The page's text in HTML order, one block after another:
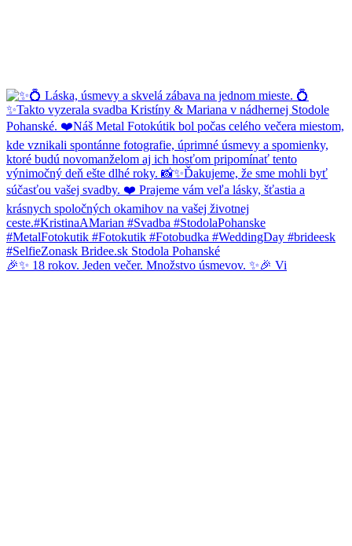
🎉✨ 18 rokov. Jeden večer. Množstvo úsmevov. ✨🎉 Vi